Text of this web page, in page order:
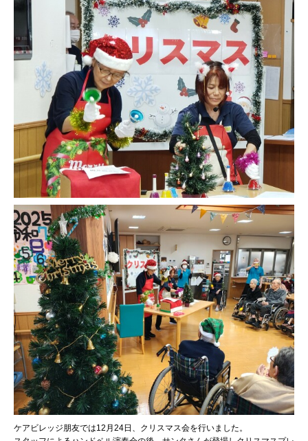
ケアビレッジ朋友では12月24日、クリスマス会を行いました。